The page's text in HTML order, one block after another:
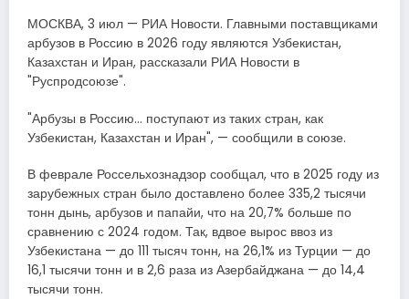
МОСКВА, 3 июл — РИА Новости. Главными поставщиками
арбузов в Россию в 2026 году являются Узбекистан,
Казахстан и Иран, рассказали РИА Новости в
"Руспродсоюзе".
"Арбузы в Россию​​​… поступают из таких стран, как
Узбекистан, Казахстан и Иран", — сообщили в союзе.
В феврале Россельхознадзор сообщал, что в 2025 году из
зарубежных стран было доставлено более 335,2 тысячи
тонн дынь, арбузов и папайи, что на 20,7% больше по
сравнению с 2024 годом. Так, вдвое вырос ввоз из
Узбекистана — до 111 тысяч тонн, на 26,1% из Турции — до
16,1 тысячи тонн и в 2,6 раза из Азербайджана — до 14,4
тысячи тонн.